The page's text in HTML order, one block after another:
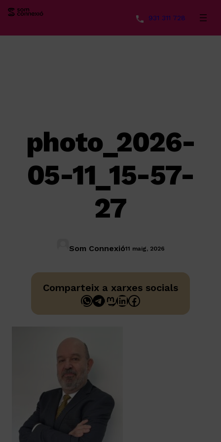
931 311 728
photo_2026-
05-11_15-57-
27
Som Connexió11 maig, 2026
Comparteix a xarxes socials
WhatsApp
Telegram
Mastodon
LinkedIn
Facebook